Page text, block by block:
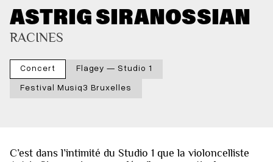
ASTRIG SIRANOSSIAN
RACINES
Concert
Flagey — Studio 1
Festival Musiq3 Bruxelles
C’est dans l’intimité du Studio 1 que la violoncelliste